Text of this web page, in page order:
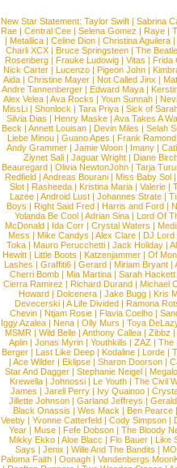
New Star Statement: Taylor Swift | Sabrina
Rae |Central Cee |Selena Gomez |Raye |
| Metallica | Celine Dion | Christina Aguilera |
Charli XCX |Bruce Springsteen |The
Rosenberg | Frauke Ludowig | Vitas | Frida
Nick Carter | Lucenzo | Pigeon John |
Aida |Christine Mayer |Not Called Jinx |
Andre Tannenberger | Edward Maya |
Alex Velea | Ava Rocks | Youn Sunnah |
MissLi | Shonlock | Tara Priya | Sick of
Silvia Dias |Henry Maske |Ava Takes A
Beck |Annett Louisan |Devin Miles |Selah
Liebe Minou |Guano Apes |Frank Ramond
Andy Grammer |Jamie Woon | Imany |
Ziynet Sali |Jaguar Wright |Diane
Beauregard |Olivia NewtonJohn |Tarja
Redfield | Andreas Bourani | Miss Baby Sol
Slot | Rasheeda | Kristina Maria | Valerie |
Lazee | Android Lust | Johannes Strate |
Boys | Right Said Fred | Harris and Ford |
Yolanda Be Cool |Adrian Sina |Lord Of
McDonald | Ida Corr |Crystal Waters |
Mess | Mike Candys | Alex Clare | DJ Lord
Toka | Mauro Perucchetti | Jack Holiday |
Hewitt |Little Boots |Katzenjammer |Of
Lashes |Graffiti6 |Gerard |Miriam Bryant |
Cherri Bomb | Mia Martina | Sarah Hackett
Cierra Ramirez | Richard Durand | Michael
Howard |Dolcenera |Jake Bugg |Kris
Devecerski |A Life Divided |Ramona
Chevin |Ntjam Rosie |Flavia Coelho |
Iggy Azalea | Nena | Olly Murs | Toya
MSMR |Wild Belle |Anthony Callea |Zibbz
Aplin | Jonas Myrin | Youthkills | ZAZ | The
Berger |Last Like Deep |Kodaline |Lorde |
|Ace Wilder |Eklipse |Sharon Doorson |
Star And Dagger | Stephanie Neigel |
Krewella | Johnossi | Le Youth | The Civil
James | Jarell Perry | Ivy Quainoo |
Jillette Johnson | Garland Jeffreys |
Black Onassis | Wes Mack | Ben Pearce
Veeby | Yvonne Catterfeld | Cody Simpson |
Year |Muse |Fefe Dobson |The Bloody
Mikky Ekko | Aloe Blacc | Flo Bauer | Like
Says | Jenix | Wille And The Bandits | MO
Paloma Faith |Oonagh |Vandenbergs